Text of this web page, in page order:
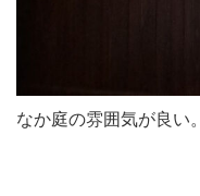
なか庭の雰囲気が良い。